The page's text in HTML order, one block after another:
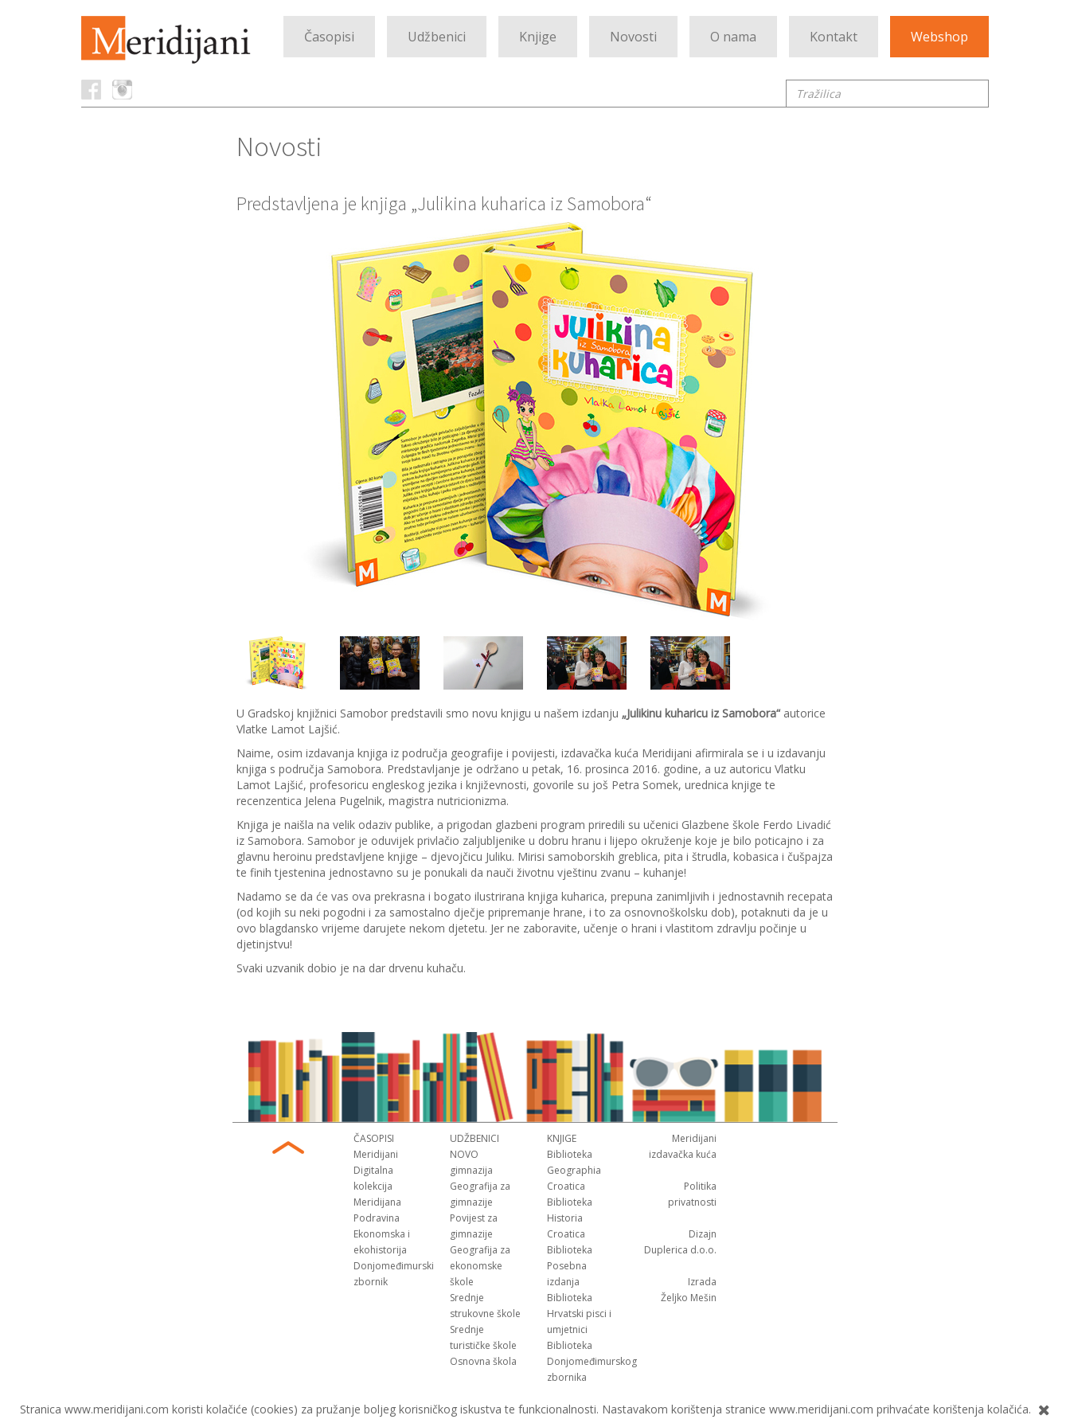
Časopisi Udžbenici Knjige Novosti O nama Kontakt Webshop
Tražilica
Novosti
Predstavljena je knjiga „Julikina kuharica iz Samobora“
U Gradskoj knjižnici Samobor predstavili smo novu knjigu u našem izdanju „Julikinu kuharicu iz Samobora“autorice
Vlatke Lamot Lajšić.
Naime, osim izdavanja knjiga iz područja geografije i povijesti, izdavačka kuća Meridijani afirmirala se i u izdavanju
knjiga s područja Samobora. Predstavljanje je održano u petak, 16. prosinca 2016. godine, a uz autoricu Vlatku
Lamot Lajšić, profesoricu engleskog jezika i književnosti, govorile su još Petra Somek, urednica knjige te
recenzentica Jelena Pugelnik, magistra nutricionizma.
Knjiga je naišla na velik odaziv publike, a prigodan glazbeni program priredili su učenici Glazbene škole Ferdo Livadić
iz Samobora. Samobor je oduvijek privlačio zaljubljenike u dobru hranu i lijepo okruženje koje je bilo poticajno i za
glavnu heroinu predstavljene knjige – djevojčicu Juliku. Mirisi samoborskih greblica, pita i štrudla, kobasica i čušpajza
te finih tjestenina jednostavno su je ponukali da nauči životnu vještinu zvanu – kuhanje!
Nadamo se da će vas ova prekrasna i bogato ilustrirana knjiga kuharica, prepuna zanimljivih i jednostavnih recepata
(od kojih su neki pogodni i za samostalno dječje pripremanje hrane, i to za osnovnoškolsku dob), potaknuti da je u
ovo blagdansko vrijeme darujete nekom djetetu. Jer ne zaboravite, učenje o hrani i vlastitom zdravlju počinje u
djetinjstvu!
Svaki uzvanik dobio je na dar drvenu kuhaču.
ČASOPISI
Meridijani
Digitalna
kolekcija
Meridijana
Podravina
Ekonomska i
ekohistorija
Donjomeđimurski
zbornik
UDŽBENICI
NOVO
gimnazija
Geografija za
gimnazije
Povijest za
gimnazije
Geografija za
ekonomske
škole
Srednje
strukovne škole
Srednje
turističke škole
Osnovna škola
KNJIGE
Biblioteka
Geographia
Croatica
Biblioteka
Historia
Croatica
Biblioteka
Posebna
izdanja
Biblioteka
Hrvatski pisci i
umjetnici
Biblioteka
Donjomeđimurskog
zbornika
Meridijani
izdavačka kuća
Politika
privatnosti
Dizajn
Duplerica d.o.o.
Izrada
Željko Mešin
Stranica www.meridijani.com koristi kolačiće (cookies) za pružanje boljeg korisničkog iskustva te funkcionalnosti. Nastavakom korištenja stranice www.meridijani.com prihvaćate korištenja kolačića.